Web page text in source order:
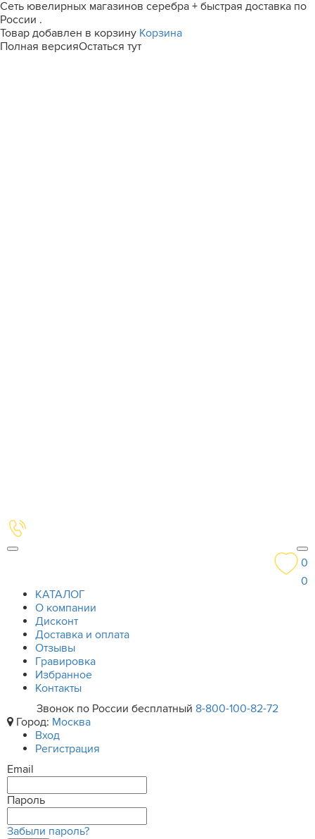
Сеть ювелирных магазинов серебра + быстрая доставка по
России .
Товар добавлен в корзину Корзина
Полная версияОстаться тут
0
0
КАТАЛОГ
О компании
Дисконт
Доставка и оплата
Отзывы
Гравировка
Избранное
Контакты
Звонок по России бесплатный 8-800-100-82-72
Город: Москва
Вход
Регистрация
Email
Пароль
Забыли пароль?